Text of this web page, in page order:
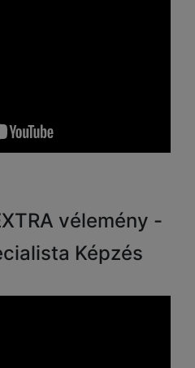
vélemény -
Képzés